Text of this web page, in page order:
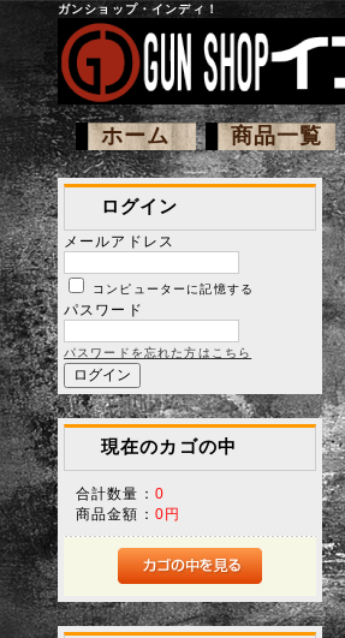
ガンショップ・インディ！
ホーム 商品一覧
ログイン
メールアドレス
コンピューターに記憶する
パスワード
パスワードを忘れた方はこちら
現在のカゴの中
合計数量： 0
商品金額： 0円